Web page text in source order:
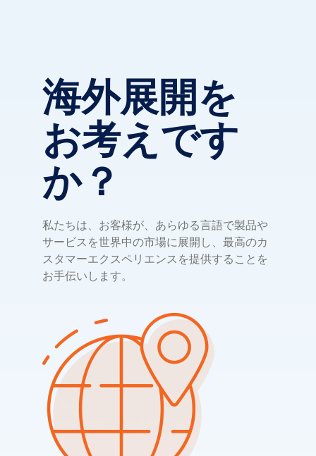
海外展開を
お考えです
か？
私たちは、お客様が、あらゆる言語で製品や
サービスを世界中の市場に展開し、最高のカ
スタマーエクスペリエンスを提供することを
お手伝いします。